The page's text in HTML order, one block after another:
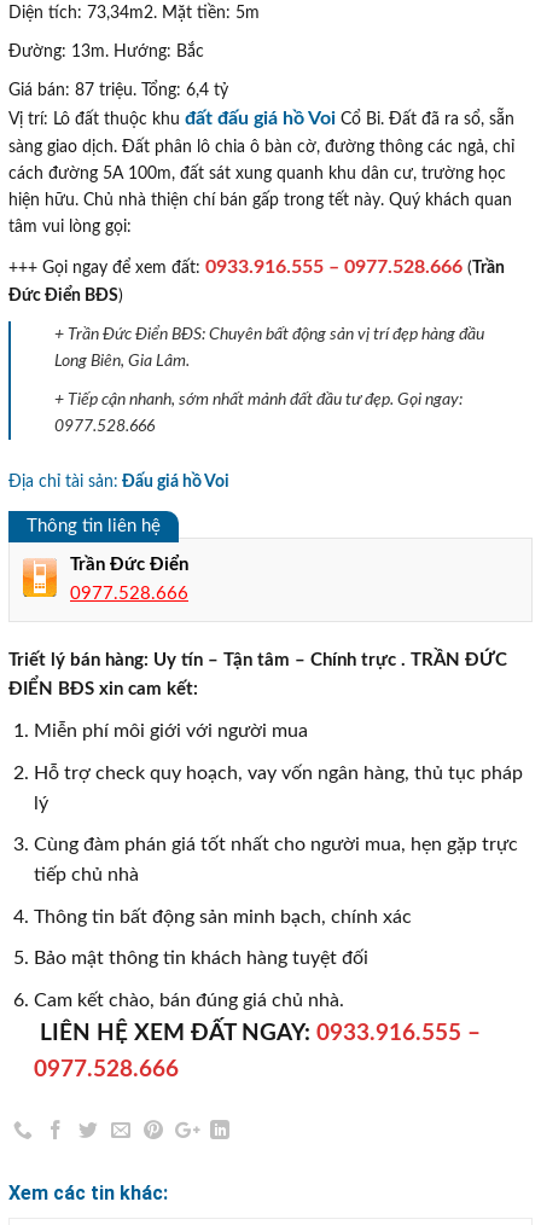
Diện tích: 73,34m2. Mặt tiền: 5m
Đường: 13m. Hướng: Bắc
Giá bán: 87 triệu. Tổng: 6,4 tỷ
Vị trí: Lô đất thuộc khu đất đấu giá hồ Voi Cổ Bi. Đất đã ra sổ, sẵn
sàng giao dịch. Đất phân lô chia ô bàn cờ, đường thông các ngả, chỉ
cách đường 5A 100m, đất sát xung quanh khu dân cư, trường học
hiện hữu. Chủ nhà thiện chí bán gấp trong tết này. Quý khách quan
tâm vui lòng gọi:
+++ Gọi ngay để xem đất: 0933.916.555 – 0977.528.666 ( Trần
Đức Điển BĐS)
+ Trần Đức Điển BĐS: Chuyên bất động sản vị trí đẹp hàng đầu
Long Biên, Gia Lâm.
+ Tiếp cận nhanh, sớm nhất mảnh đất đầu tư đẹp. Gọi ngay:
0977.528.666
Địa chỉ tài sản: Đấu giá hồ Voi
Thông tin liên hệ
Trần Đức Điển
0977.528.666
Triết lý bán hàng: Uy tín – Tận tâm – Chính trực . TRẦN ĐỨC
ĐIỂN BĐS xin cam kết:
Miễn phí môi giới với người mua
Hỗ trợ check quy hoạch, vay vốn ngân hàng, thủ tục pháp
lý
Cùng đàm phán giá tốt nhất cho người mua, hẹn gặp trực
tiếp chủ nhà
Thông tin bất động sản minh bạch, chính xác
Bảo mật thông tin khách hàng tuyệt đối
Cam kết chào, bán đúng giá chủ nhà.
LIÊN HỆ XEM ĐẤT NGAY: 0933.916.555 –
0977.528.666
Xem các tin khác: